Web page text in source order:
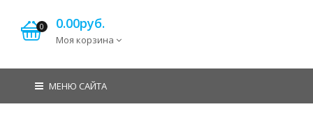
0 0.00руб.
Моя корзина
МЕНЮ САЙТА